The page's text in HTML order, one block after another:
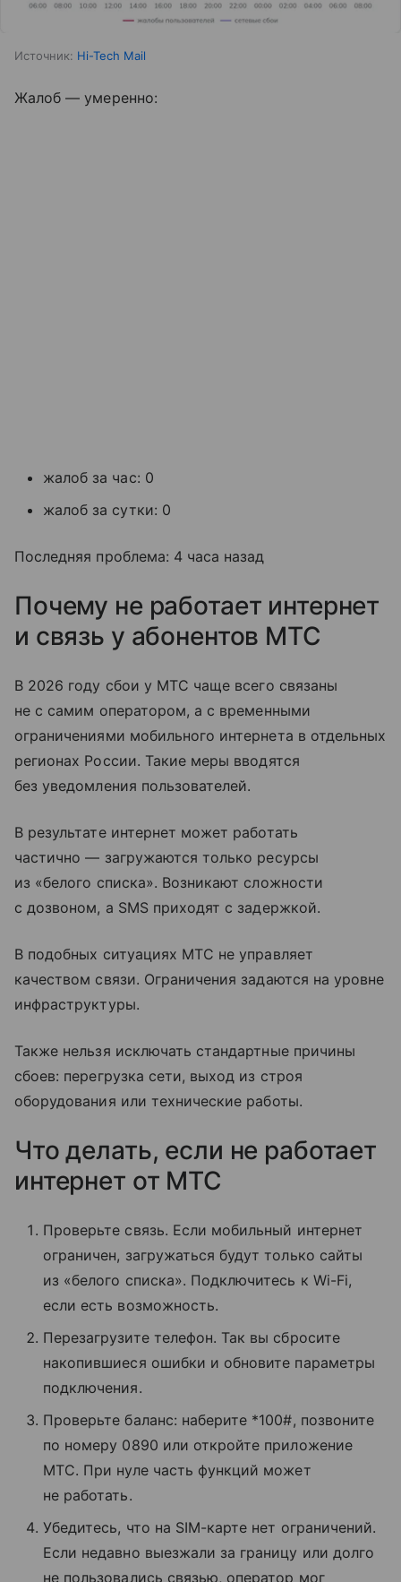
Источник: Hi-Tech Mail
Жалоб — умеренно:
жалоб за час: 0
жалоб за сутки: 0
Последняя проблема: 4 часа назад
Почему не работает интернет
и связь у абонентов МТС
В 2026 году сбои у МТС чаще всего связаны
не с самим оператором, а с временными
ограничениями мобильного интернета в отдельных
регионах России. Такие меры вводятся
без уведомления пользователей.
В результате интернет может работать
частично — загружаются только ресурсы
из «белого списка». Возникают сложности
с дозвоном, а SMS приходят с задержкой.
В подобных ситуациях МТС не управляет
качеством связи. Ограничения задаются на уровне
инфраструктуры.
Также нельзя исключать стандартные причины
сбоев: перегрузка сети, выход из строя
оборудования или технические работы.
Что делать, если не работает
интернет от МТС
Проверьте связь. Если мобильный интернет
ограничен, загружаться будут только сайты
из «белого списка». Подключитесь к Wi-Fi,
если есть возможность.
Перезагрузите телефон. Так вы сбросите
накопившиеся ошибки и обновите параметры
подключения.
Проверьте баланс: наберите *100#, позвоните
по номеру 0890 или откройте приложение
МТС. При нуле часть функций может
не работать.
Убедитесь, что на SIM-карте нет ограничений.
Если недавно выезжали за границу или долго
не пользовались связью, оператор мог